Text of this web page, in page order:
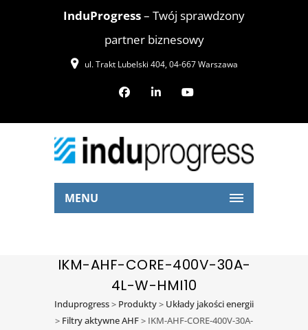
InduProgress– Twój sprawdzony
partner biznesowy
ul. Trakt Lubelski 404, 04-667 Warszawa
MENU
IKM-AHF-CORE-400V-30A-
4L-W-HMI10
Induprogress> Produkty> Układy jakości energii
> Filtry aktywne AHF> IKM-AHF-CORE-400V-30A-